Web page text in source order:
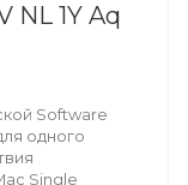
NL 1Y Aq
Software
одного
Single